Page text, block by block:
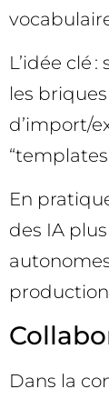
L’idée clé
les
d’import/
En
des IA
production
Dans la